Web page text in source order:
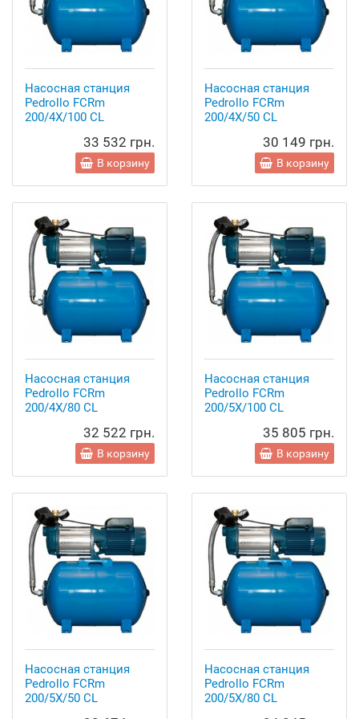
Насосная станция
Pedrollo FCRm
200/4X/100 CL
33 532 грн.
В корзину
Насосная станция
Pedrollo FCRm
200/4X/50 CL
30 149 грн.
В корзину
Насосная станция
Pedrollo FCRm
200/4X/80 CL
32 522 грн.
В корзину
Насосная станция
Pedrollo FCRm
200/5X/100 CL
35 805 грн.
В корзину
Насосная станция
Pedrollo FCRm
200/5X/50 CL
Насосная станция
Pedrollo FCRm
200/5X/80 CL